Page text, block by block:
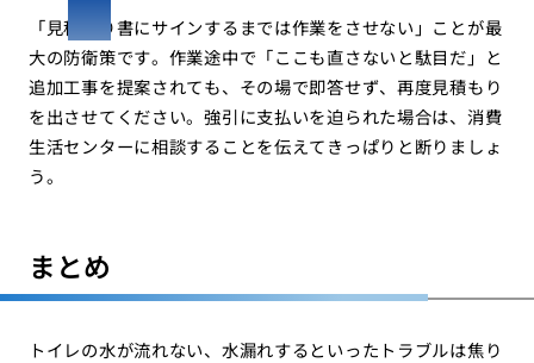
「見積もり書にサインするまでは作業をさせない」ことが最
大の防衛策です。作業途中で「ここも直さないと駄目だ」と
追加工事を提案されても、その場で即答せず、再度見積もり
を出させてください。強引に支払いを迫られた場合は、消費
生活センターに相談することを伝えてきっぱりと断りましょ
う。
まとめ
トイレの水が流れない、水漏れするといったトラブルは焦り